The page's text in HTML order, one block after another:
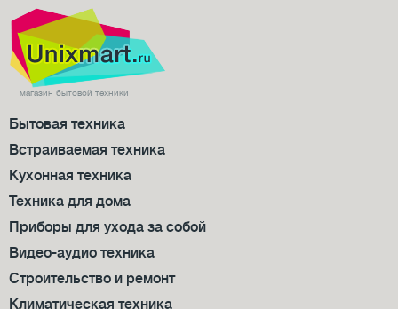
магазин бытовой техники
Бытовая техника
Встраиваемая техника
Кухонная техника
Техника для дома
Приборы для ухода за собой
Видео-аудио техника
Строительство и ремонт
Климатическая техника